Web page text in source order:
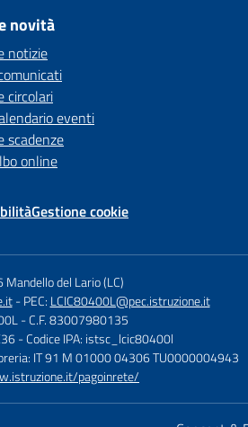
novità
notizie
circolari
eventi
scadenze
online
Gestione cookie
del Lario (LC)
- PEC: LCIC80400L@pec.istruzione.it
- C.F. 83007980135
- Codice IPA: istsc_lcic80400l
IT 91 M 01000 04306 TU0000004943
pagoinrete/